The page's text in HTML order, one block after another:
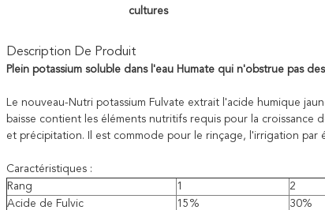
cultures
Description De Produit
Plein potassium soluble dans l'eau Humate qui n'obstrue pas
Le nouveau-Nutri potassium Fulvate extrait l'acide humique
baisse contient les éléments nutritifs requis pour la croissance
et précipitation. Il est commode pour le rinçage, l'irrigation par
Caractéristiques :
Rang
1 2
Acide de Fulvic
15% 30%